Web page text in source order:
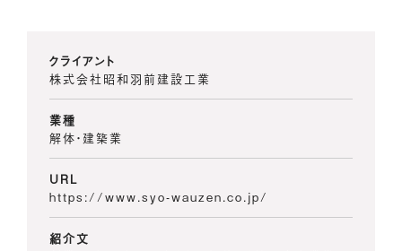
クライアント
株式会社昭和羽前建設工業
業種
解体・建築業
URL
https://www.syo-wauzen.co.jp/
紹介文